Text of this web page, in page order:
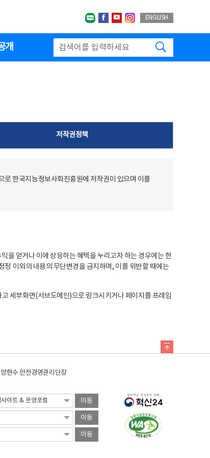
네이버블로그
페이스북
유투브인스타그랩
ENGLISH
개
저작권정책
로 한국지능정보사회진흥원에 저작권이 있으며 이를
을 얻거나 이에 상응하는 혜택을 누리고자 하는 경우에는 한
이외의 내용의 무단변경을 금지하며, 이를 위반할 때에는
세부화면(서브도메인)으로 링크시키거나 페이지를 프레임
현수 안전경영관리단장
이동
이동
이동